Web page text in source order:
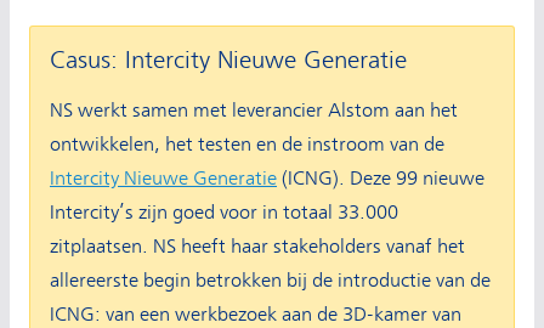
Casus: Intercity Nieuwe Generatie
NS werkt samen met leverancier Alstom aan het
ontwikkelen, het testen en de instroom van de
Intercity Nieuwe Generatie (ICNG). Deze 99 nieuwe
Intercity’s zijn goed voor in totaal 33.000
zitplaatsen. NS heeft haar stakeholders vanaf het
allereerste begin betrokken bij de introductie van de
ICNG: van een werkbezoek aan de 3D-kamer van